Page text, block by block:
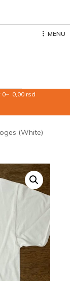
MENU
0 0,00 rsd
(White)